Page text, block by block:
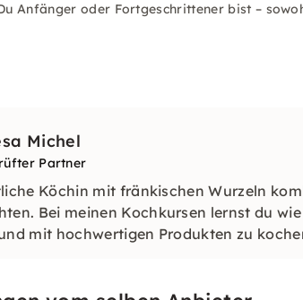
Anfänger oder Fortgeschrittener bist –
Michel
Partner
Köchin mit fränkischen Wurzeln
Bei meinen Kochkursen lernst du
mit hochwertigen Produkten zu